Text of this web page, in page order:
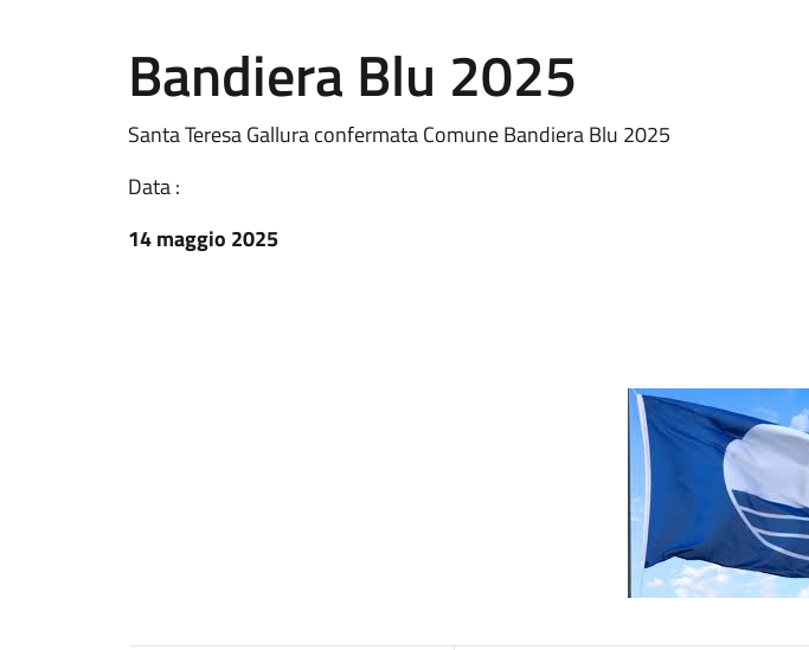
Bandiera Blu 2025
Santa Teresa Gallura confermata Comune Bandiera Blu 2025
Data :
14 maggio 2025